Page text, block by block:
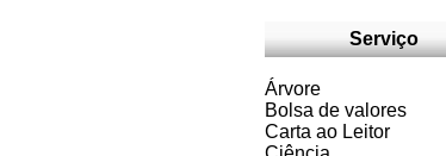
Serviço
Árvore
Bolsa de valores
Carta ao Leitor